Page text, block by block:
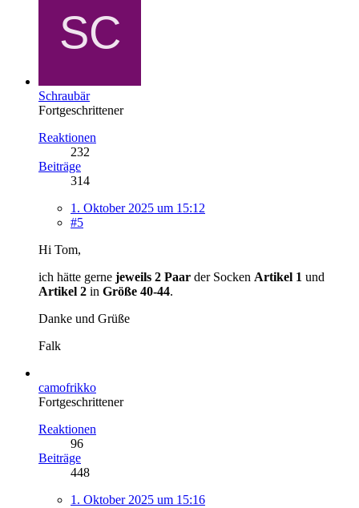
Schraubär
Fortgeschrittener
Reaktionen
232
Beiträge
314
1. Oktober 2025 um 15:12
#5
Hi Tom,
ich hätte gerne jeweils 2 Paar der Socken Artikel 1 und
Artikel 2 in Größe 40-44.
Danke und Grüße
Falk
camofrikko
Fortgeschrittener
Reaktionen
96
Beiträge
448
1. Oktober 2025 um 15:16